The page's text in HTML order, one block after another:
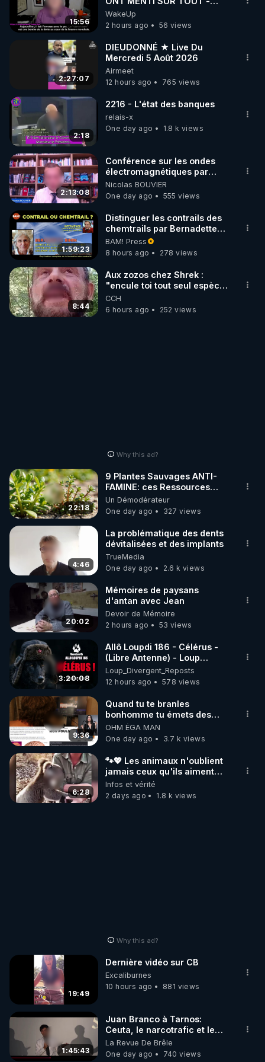
Rendez-vous sur
http://rgnr.li/lechoubrave
code : REGENERE10
▶ 30 jours gratuit sur l’application de méditation et
de bien-être ENVOL :
Rendez-vous sur
https://www.envol.app/code
le code : REGENERE
15:56
Jocelyne Traduction
WakeUp
2 hours ago
56 views
2:27:07
DIEUDONNÉ ★ Live Du
Mercredi 5 Août 2026
Airmeet
12 hours ago
765 views
2:18
2216 - L'état des banques
relais-x
One day ago
1.8 k views
2:13:08
Conférence sur les ondes
électromagnétiques par
Grégoire Caustru et Bart de
Wever !
Nicolas BOUVIER
One day ago
555 views
1:59:23
Distinguer les contrails des
chemtrails par Bernadette
Bihin
BAM! Press
8 hours ago
278 views
8:44
Aux zozos chez Shrek :
"encule toi tout seul espèce
de mal polish"
CCH
6 hours ago
252 views
Why this ad?
22:18
9 Plantes Sauvages ANTI-
FAMINE: ces Ressources
JARDIN&des Haies
Un Démodérateur
One day ago
327 views
4:46
La problématique des dents
dévitalisées et des implants
TrueMedia
One day ago
2.6 k views
20:02
Mémoires de paysans
d'antan avec Jean
Devoir de Mémoire
2 hours ago
53 views
3:20:08
Allô Loupdi 186 - Célérus -
(Libre Antenne) - Loup
Divergent 2026.08.06
Loup_Divergent_Reposts
12 hours ago
578 views
9:36
Quand tu te branles
bonhomme tu émets des
ondes ils ont juste omis de
t'expliquer
OHM ÉGA MAN
One day ago
3.7 k views
6:28
🐾💖 Les animaux n'oublient
jamais ceux qu'ils aiment…
🥹❤️
Infos et vérité
2 days ago
1.8 k views
Why this ad?
19:49
Dernière vidéo sur CB
Excaliburnes
10 hours ago
881 views
1:45:43
Juan Branco à Tarnos:
Ceuta, le narcotrafic et le
pouvoir en France
La Revue De Brêle
One day ago
740 views